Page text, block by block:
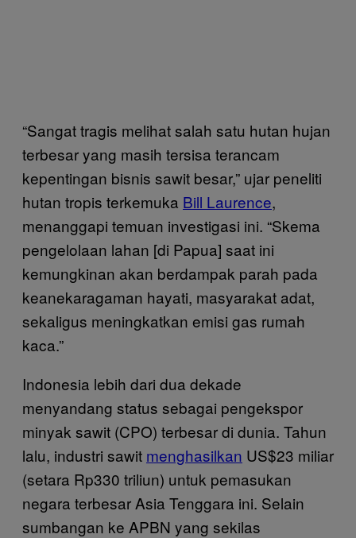
“Sangat tragis melihat salah satu hutan hujan
terbesar yang masih tersisa terancam
kepentingan bisnis sawit besar,” ujar peneliti
hutan tropis terkemuka Bill Laurence,
menanggapi temuan investigasi ini. “Skema
pengelolaan lahan [di Papua] saat ini
kemungkinan akan berdampak parah pada
keanekaragaman hayati, masyarakat adat,
sekaligus meningkatkan emisi gas rumah
kaca.”
Indonesia lebih dari dua dekade
menyandang status sebagai pengekspor
minyak sawit (CPO) terbesar di dunia. Tahun
lalu, industri sawit menghasilkan US$23 miliar
(setara Rp330 triliun) untuk pemasukan
negara terbesar Asia Tenggara ini. Selain
sumbangan ke APBN yang sekilas